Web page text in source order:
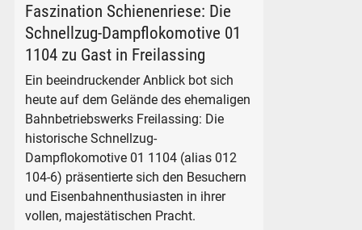
Faszination Schienenriese: Die
Schnellzug-Dampflokomotive 01
1104 zu Gast in Freilassing
Ein beeindruckender Anblick bot sich
heute auf dem Gelände des ehemaligen
Bahnbetriebswerks Freilassing: Die
historische Schnellzug-
Dampflokomotive 01 1104 (alias 012
104-6) präsentierte sich den Besuchern
und Eisenbahnenthusiasten in ihrer
vollen, majestätischen Pracht.